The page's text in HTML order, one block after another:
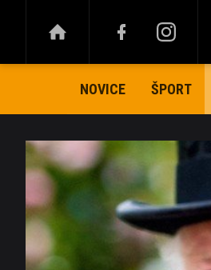
NOVICE ŠPORT